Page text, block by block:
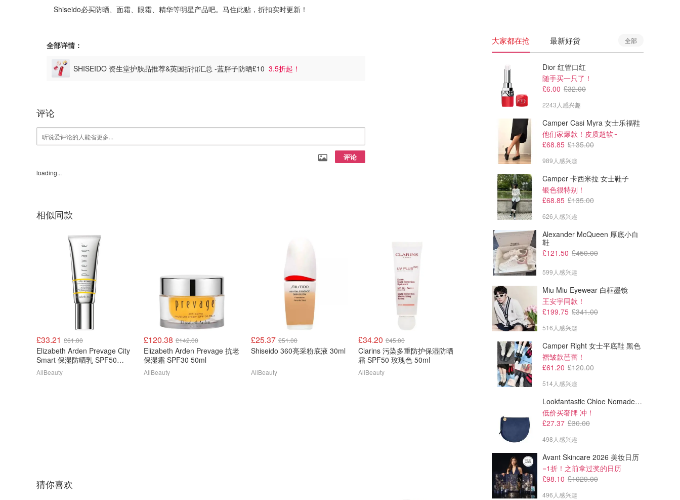
Shiseido必买防晒、面霜、眼霜、精华等明星产品吧。 马住此贴，折扣实时更新！
全部详情：
SHISEIDO 资生堂护肤品推荐&英国折扣汇总 -蓝胖子防晒£10 3.5折起！
评论
评论
loading...
相似同款
£33.21 £61.00
Elizabeth Arden Prevage City
Smart 保湿防晒乳 SPF50
40ml
AllBeauty
£120.38 £142.00
Elizabeth Arden Prevage 抗老
保湿霜 SPF30 50ml
AllBeauty
£25.37 £51.00
Shiseido 360亮采粉底液 30ml
AllBeauty
£34.20 £45.00
Clarins 污染多重防护保湿防晒
霜 SPF50 玫瑰色 50ml
AllBeauty
£45.00
Estee Lauder 防晒保湿霜
SPF15 50ml
Shiseido 防晒套装 随身包
Boots
猜你喜欢
大家都在抢 最新好货 全部
Dior 红管口红
随手买一只了！
£6.00 £32.00
2243人感兴趣
Camper Casi Myra 女士乐福鞋
他们家爆款！皮质超软~
£68.85 £135.00
989人感兴趣
Camper 卡西米拉 女士鞋子
银色很特别！
£68.85 £135.00
626人感兴趣
Alexander McQueen 厚底小白
鞋
£121.50 £450.00
599人感兴趣
Miu Miu Eyewear 白框墨镜
王安宇同款！
£199.75 £341.00
516人感兴趣
Camper Right 女士平底鞋 黑色
褶皱款芭蕾！
£61.20 £120.00
514人感兴趣
Lookfantastic Chloe Nomade 夜埃及小包
低价买奢牌 冲！
£27.37 £30.00
498人感兴趣
Avant Skincare 2026 美妆日历
=1折！之前拿过奖的日历
£98.10 £1029.00
496人感兴趣